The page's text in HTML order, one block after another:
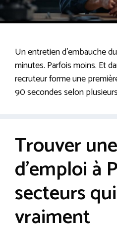
Un entretien d’embauche
minutes. Parfois moins. Et
recruteur forme une
90 secondes selon plusieurs
Trouver
d’emploi à
secteurs
vraiment